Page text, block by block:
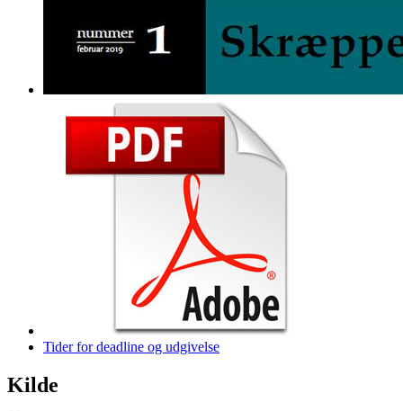
Tider for deadline og udgivelse
Kilde